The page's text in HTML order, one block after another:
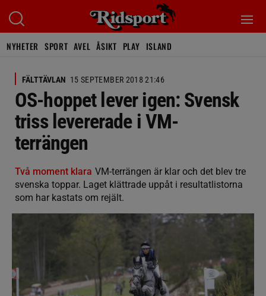
NYHETER SPORT AVEL ÅSIKT PLAY ISLAND
FÄLTTÄVLAN 15 SEPTEMBER 2018 21:46
OS-hoppet lever igen: Svensk
triss levererade i VM-
terrängen
Två moment klara VM-terrängen är klar och det blev tre
svenska toppar. Laget klättrade uppåt i resultatlistorna
som har kastats om rejält.